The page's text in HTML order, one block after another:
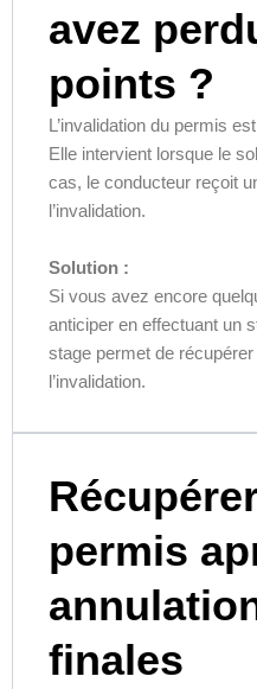
avez
points ?
L’invalidation du permis
Elle intervient lorsque le
cas, le conducteur reçoit
l’invalidation.
Solution :
Si vous avez encore
anticiper en effectuant un
stage permet de récupérer
l’invalidation.
permis
finales